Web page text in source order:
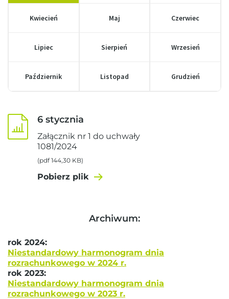
Kwiecień Maj Czerwiec
Lipiec Sierpień Wrzesień
Październik Listopad Grudzień
6 stycznia
Załącznik nr 1 do uchwały
1081/2024
(pdf 144,30 KB)
Pobierz plik
Archiwum:
rok 2024:
Niestandardowy harmonogram dnia
rozrachunkowego w 2024 r.
rok 2023:
Niestandardowy harmonogram dnia
rozrachunkowego w 2023 r.